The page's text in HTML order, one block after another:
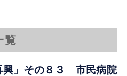
覧
興」その８３ 市民病院